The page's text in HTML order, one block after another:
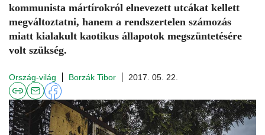
kommunista mártírokról elnevezett utcákat kellett
megváltoztatni, hanem a rendszertelen számozás
miatt kialakult kaotikus állapotok megszüntetésére
volt szükség.
Ország-világ Borzák Tibor 2017. 05. 22.